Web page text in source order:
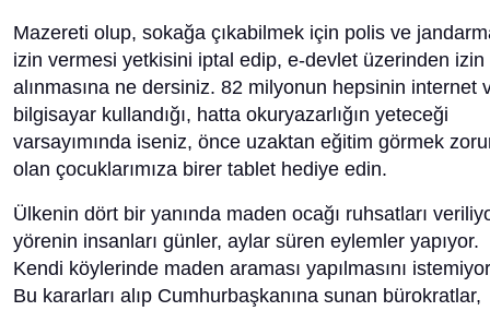
Mazereti olup, sokağa çıkabilmek için polis ve
izin vermesi yetkisini iptal edip, e-devlet üzerinden izin
alınmasına ne dersiniz. 82 milyonun hepsinin internet
bilgisayar kullandığı, hatta okuryazarlığın yeteceği
varsayımında iseniz, önce uzaktan eğitim görmek
olan çocuklarımıza birer tablet hediye edin.
Ülkenin dört bir yanında maden ocağı ruhsatları
yörenin insanları günler, aylar süren eylemler yapıyor.
Kendi köylerinde maden araması yapılmasını
Bu kararları alıp Cumhurbaşkanına sunan bürokratlar,